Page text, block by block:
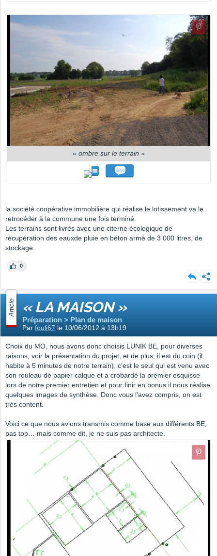
« ombre sur le terrain »
la société coopérative immobilière qui réalise le lotissement va le
retrocéder à la commune une fois terminé.
Les terrains sont livrés avec une citerne écologique de
récupération des eauxde pluie en béton armé de 3 000 litres, de
stockage.
0
Article « LA MAISON »
Préparation > Plan de maison
Par fouli67 le 10/06/2012 à 13h19
Choix du MO, nous avons donc choisis LUNIK BE, pour diverses
raisons, voir la présentation du projet, et de plus, il est du coin (il
habite à 5 minutes de notre terrain), c’est le seul qui est venu avec
son rouleau de papier calque et a crobardé la premier esquisse
lors de notre premier entretien et pour finir en bonus il nous réalise
quelques images de synthèse. Donc vous l’avez compris, on est
très content.
Voici ce que nous avions transmis comme base aux différents BE,
pas top… mais comme dit, je ne suis pas architecte.